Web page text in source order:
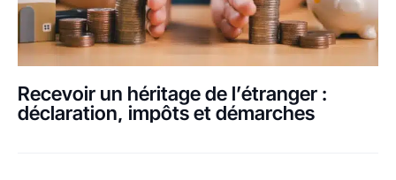
Recevoir un héritage de l’étranger :
déclaration, impôts et démarches